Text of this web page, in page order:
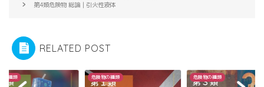
第4類危険物 総論｜引火性液体
RELATED POST
の種類 危険物の種類 危険物の種類